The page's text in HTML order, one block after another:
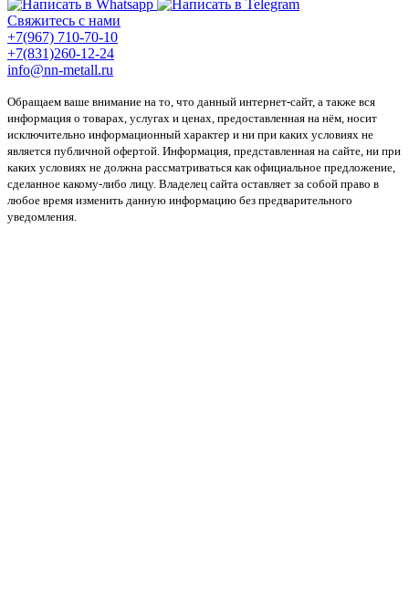
Свяжитесь с нами
+7(967) 710-70-10
+7(831)260-12-24
info@nn-metall.ru
Обращаем ваше внимание на то, что данный интернет-сайт, а также вся
информация о товарах, услугах и ценах, предоставленная на нём, носит
исключительно информационный характер и ни при каких условиях не
является публичной офертой. Информация, представленная на сайте, ни при
каких условиях не должна рассматриваться как официальное предложение,
сделанное какому-либо лицу. Владелец сайта оставляет за собой право в
любое время изменить данную информацию без предварительного
уведомления.